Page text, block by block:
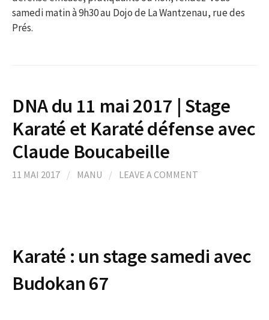
samedi matin à 9h30 au Dojo de La Wantzenau, rue des
Prés.
DNA du 11 mai 2017 | Stage
Karaté et Karaté défense avec
Claude Boucabeille
11 MAI 2017 / MANU / LEAVE A COMMENT
Karaté : un stage samedi avec
Budokan 67